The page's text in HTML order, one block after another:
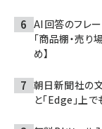
AI回答のフレー
「商品棚・売り
め】
朝日新聞社の
と「Edge」上